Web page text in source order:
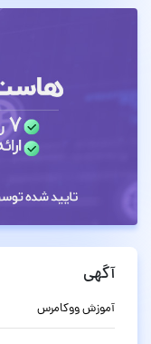
آگهی
آموزش ووکامرس